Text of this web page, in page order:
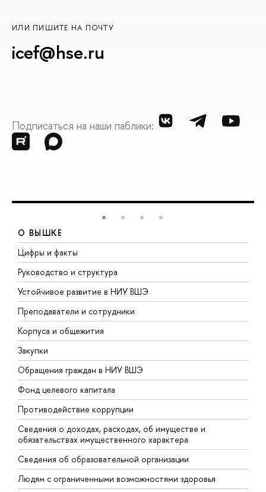
ИЛИ ПИШИТЕ НА ПОЧТУ
icef@hse.ru
Подписаться на наши паблики:
О ВЫШКЕ
Цифры и факты
Руководство и структура
Устойчивое развитие в НИУ ВШЭ
Преподаватели и сотрудники
Корпуса и общежития
Закупки
Обращения граждан в НИУ ВШЭ
Фонд целевого капитала
Противодействие коррупции
Сведения о доходах, расходах, об имуществе и
обязательствах имущественного характера
Сведения об образовательной организации
Людям с ограниченными возможностями здоровья